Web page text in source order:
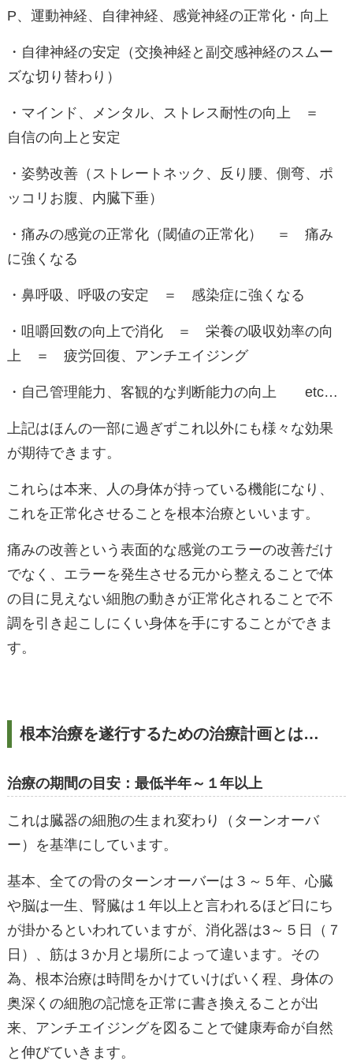
P、運動神経、自律神経、感覚神経の正常化・向上
・自律神経の安定（交換神経と副交感神経のスムー
ズな切り替わり）
・マインド、メンタル、ストレス耐性の向上 ＝
自信の向上と安定
・姿勢改善（ストレートネック、反り腰、側弯、ポ
ッコリお腹、内臓下垂）
・痛みの感覚の正常化（閾値の正常化） ＝ 痛み
に強くなる
・鼻呼吸、呼吸の安定 ＝ 感染症に強くなる
・咀嚼回数の向上で消化 ＝ 栄養の吸収効率の向
上 ＝ 疲労回復、アンチエイジング
・自己管理能力、客観的な判断能力の向上 etc…
上記はほんの一部に過ぎずこれ以外にも様々な効果
が期待できます。
これらは本来、人の身体が持っている機能になり、
これを正常化させることを根本治療といいます。
痛みの改善という表面的な感覚のエラーの改善だけ
でなく、エラーを発生させる元から整えることで体
の目に見えない細胞の動きが正常化されることで不
調を引き起こしにくい身体を手にすることができま
す。
根本治療を遂行するための治療計画とは…
治療の期間の目安：最低半年～１年以上
これは臓器の細胞の生まれ変わり（ターンオーバ
ー）を基準にしています。
基本、全ての骨のターンオーバーは３～５年、心臓
や脳は一生、腎臓は１年以上と言われるほど日にち
が掛かるといわれていますが、消化器は3～５日（７
日）、筋は３か月と場所によって違います。その
為、根本治療は時間をかけていけばいく程、身体の
奥深くの細胞の記憶を正常に書き換えることが出
来、アンチエイジングを図ることで健康寿命が自然
と伸びていきます。